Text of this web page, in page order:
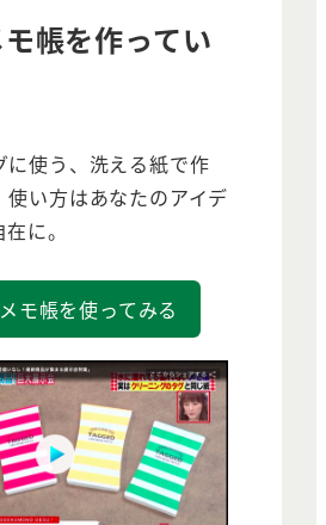
帳を作ってい
に使う、洗える紙で作
使い方はあなたのアイデ
に。
モ帳を使ってみる